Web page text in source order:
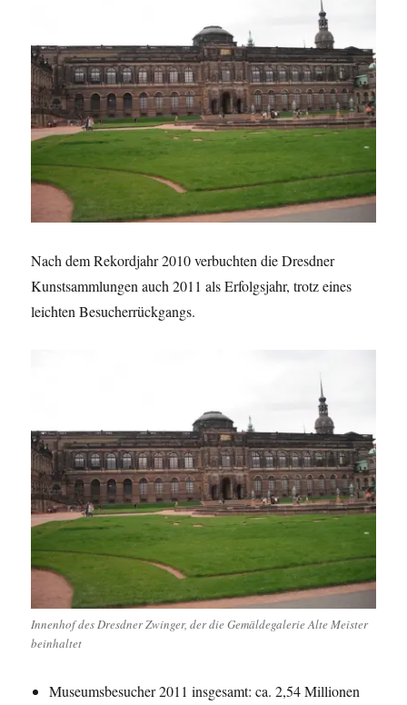
Nach dem Rekordjahr 2010 verbuchten die Dresdner
Kunstsammlungen auch 2011 als Erfolgsjahr, trotz eines
leichten Besucherrückgangs.
Innenhof des Dresdner Zwinger, der die Gemäldegalerie Alte Meister
beinhaltet
Museumsbesucher 2011 insgesamt: ca. 2,54 Millionen